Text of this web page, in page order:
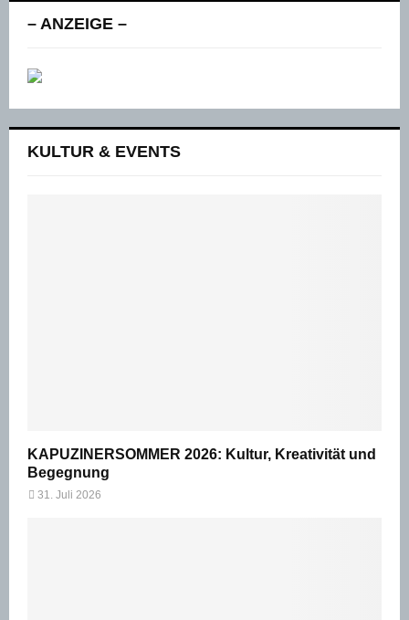
– ANZEIGE –
KULTUR & EVENTS
KAPUZINERSOMMER 2026: Kultur, Kreativität und
Begegnung
31. Juli 2026